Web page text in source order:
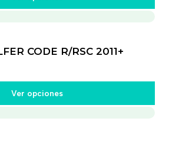
CODE R/RSC 2011+
Ver opciones